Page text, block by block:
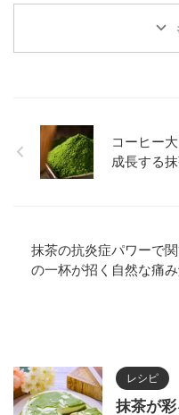
ス・プラスチック製など素材別
メリット・デメリットを詳しく
コーヒー
成長する
抹茶の抗炎症パワーで
の一杯が招く自然な痛
レシピ
抹茶が